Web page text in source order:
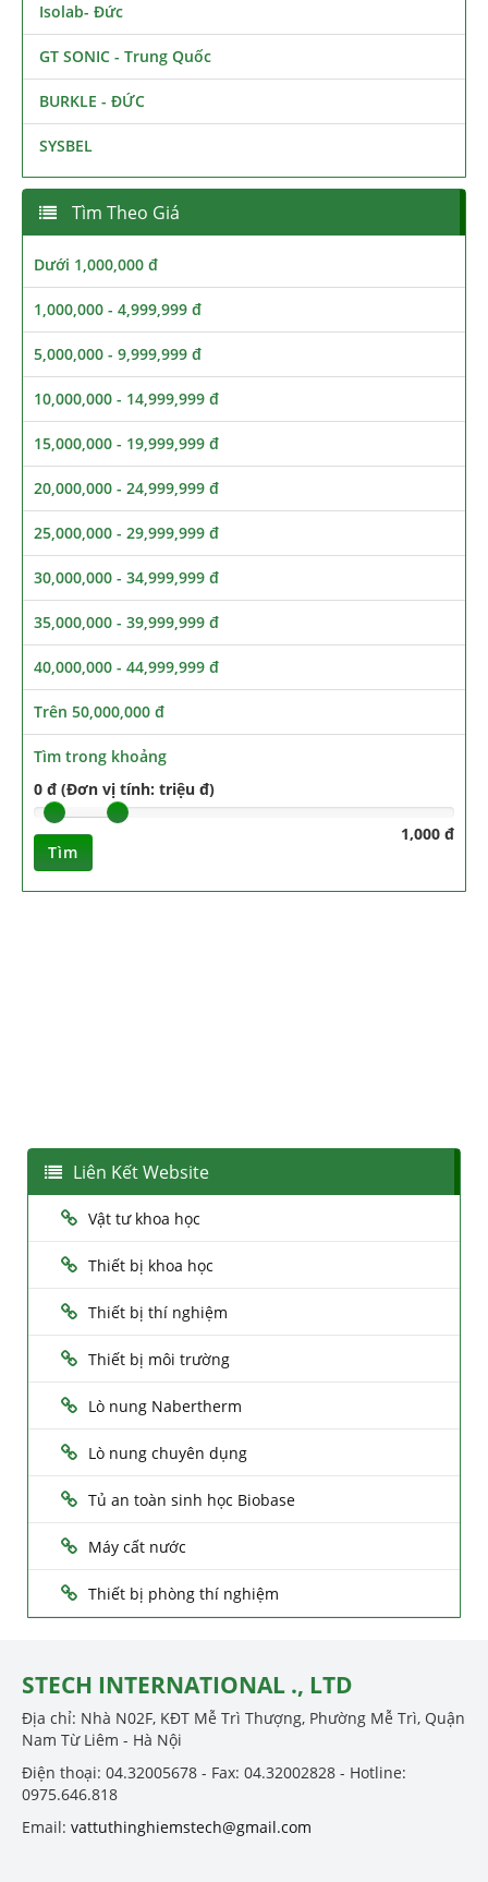
Isolab- Đức
GT SONIC - Trung Quốc
BURKLE - ĐỨC
SYSBEL
Tìm Theo Giá
Dưới 1,000,000 đ
1,000,000 - 4,999,999 đ
5,000,000 - 9,999,999 đ
10,000,000 - 14,999,999 đ
15,000,000 - 19,999,999 đ
20,000,000 - 24,999,999 đ
25,000,000 - 29,999,999 đ
30,000,000 - 34,999,999 đ
35,000,000 - 39,999,999 đ
40,000,000 - 44,999,999 đ
Trên 50,000,000 đ
Tìm trong khoảng
0 đ (Đơn vị tính: triệu đ)
1,000 đ
Tìm
Liên Kết Website
Vật tư khoa học
Thiết bị khoa học
Thiết bị thí nghiệm
Thiết bị môi trường
Lò nung Nabertherm
Lò nung chuyên dụng
Tủ an toàn sinh học Biobase
Máy cất nước
Thiết bị phòng thí nghiệm
STECH INTERNATIONAL ., LTD
Địa chỉ: Nhà N02F, KĐT Mễ Trì Thượng, Phường Mễ Trì, Quận
Nam Từ Liêm - Hà Nội
Điện thoại: 04.32005678 - Fax: 04.32002828 - Hotline:
0975.646.818
Email: vattuthinghiemstech@gmail.com